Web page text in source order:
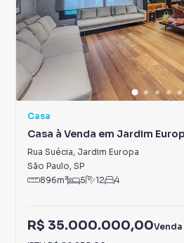
Casa
Casa à Venda em Jardim
Rua Suécia, Jardim Europa
São Paulo, SP
896m² 5 12 4
R$ 35.000.000,00Venda